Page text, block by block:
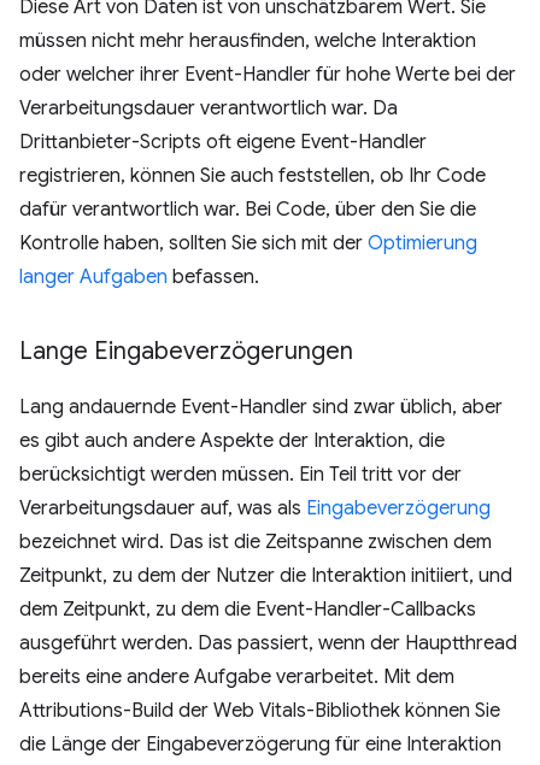
Diese Art von Daten ist von unschätzbarem Wert. Sie
müssen nicht mehr herausfinden, welche Interaktion
oder welcher ihrer Event-Handler für hohe Werte bei der
Verarbeitungsdauer verantwortlich war. Da
Drittanbieter-Scripts oft eigene Event-Handler
registrieren, können Sie auch feststellen, ob Ihr Code
dafür verantwortlich war. Bei Code, über den Sie die
Kontrolle haben, sollten Sie sich mit der Optimierung
langer Aufgaben befassen.
Lange Eingabeverzögerungen
Lang andauernde Event-Handler sind zwar üblich, aber
es gibt auch andere Aspekte der Interaktion, die
berücksichtigt werden müssen. Ein Teil tritt vor der
Verarbeitungsdauer auf, was als Eingabeverzögerung
bezeichnet wird. Das ist die Zeitspanne zwischen dem
Zeitpunkt, zu dem der Nutzer die Interaktion initiiert, und
dem Zeitpunkt, zu dem die Event-Handler-Callbacks
ausgeführt werden. Das passiert, wenn der Hauptthread
bereits eine andere Aufgabe verarbeitet. Mit dem
Attributions-Build der Web Vitals-Bibliothek können Sie
die Länge der Eingabeverzögerung für eine Interaktion